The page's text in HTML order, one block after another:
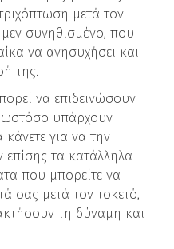
μετά τον
συνηθισμένο, που
να ανησυχήσει και
της.
να επιδεινώσουν
ωστόσο υπάρχουν
για να την
τα κατάλληλα
που μπορείτε να
σας μετά τον τοκετό,
τη δύναμη και